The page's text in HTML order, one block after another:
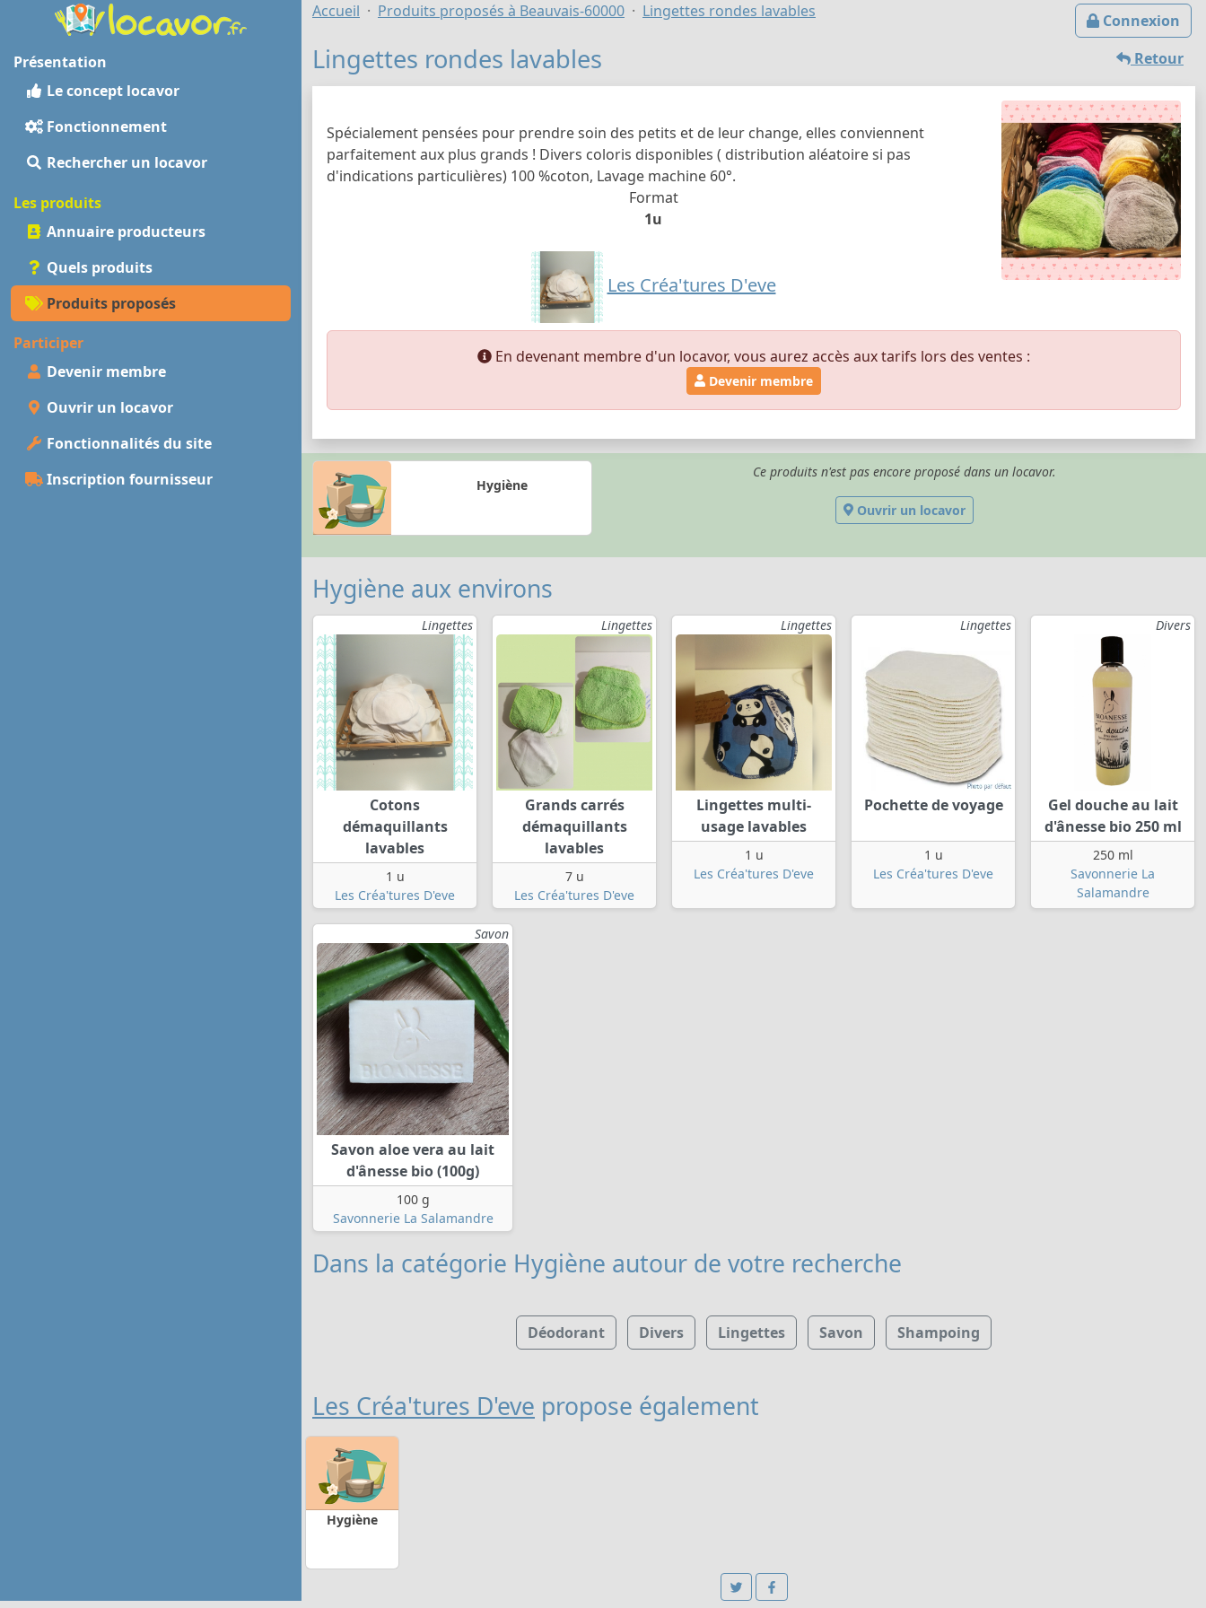
Présentation
Le concept locavor
Fonctionnement
Rechercher un locavor
Les produits
Annuaire producteurs
Quels produits
Produits proposés
Participer
Devenir membre
Ouvrir un locavor
Fonctionnalités du site
Inscription fournisseur
Connexion
Accueil Produits proposés à Beauvais-60000 Lingettes rondes lavables
Retour
Lingettes rondes lavables
Spécialement pensées pour prendre soin des petits et de leur change, elles conviennent
parfaitement aux plus grands ! Divers coloris disponibles ( distribution aléatoire si pas
d'indications particulières) 100 %coton, Lavage machine 60°.
Format
1u
Les Créa'tures D'eve
En devenant membre d'un locavor, vous aurez accès aux tarifs lors des ventes :
Devenir membre
Hygiène
Ce produits n'est pas encore proposé dans un locavor.
Ouvrir un locavor
Hygiène aux environs
Lingettes
Cotons
démaquillants
lavables
1 u
Les Créa'tures D'eve
Lingettes
Grands carrés
démaquillants
lavables
7 u
Les Créa'tures D'eve
Lingettes
Lingettes multi-
usage lavables
1 u
Les Créa'tures D'eve
Lingettes
Pochette de voyage
1 u
Les Créa'tures D'eve
Divers
Gel douche au lait
d'ânesse bio 250 ml
250 ml
Savonnerie La
Salamandre
Savon
Savon aloe vera au lait
d'ânesse bio (100g)
100 g
Savonnerie La Salamandre
Dans la catégorie Hygiène autour de votre recherche
Déodorant Divers Lingettes Savon Shampoing
Les Créa'tures D'eve propose également
Hygiène